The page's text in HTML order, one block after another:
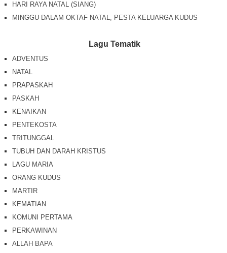
HARI RAYA NATAL (SIANG)
MINGGU DALAM OKTAF NATAL, PESTA KELUARGA KUDUS
Lagu Tematik
ADVENTUS
NATAL
PRAPASKAH
PASKAH
KENAIKAN
PENTEKOSTA
TRITUNGGAL
TUBUH DAN DARAH KRISTUS
LAGU MARIA
ORANG KUDUS
MARTIR
KEMATIAN
KOMUNI PERTAMA
PERKAWINAN
ALLAH BAPA